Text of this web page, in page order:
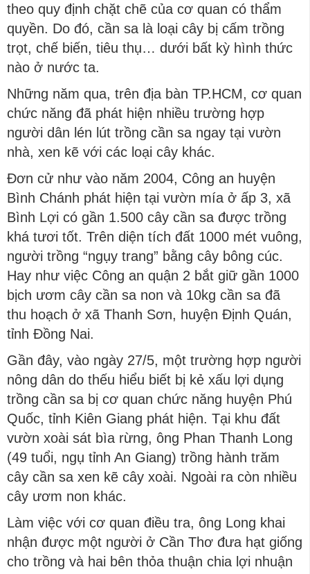
theo quy định chặt chẽ của cơ quan có thẩm
quyền. Do đó, cần sa là loại cây bị cấm trồng
trọt, chế biến, tiêu thụ… dưới bất kỳ hình thức
nào ở nước ta.
Những năm qua, trên địa bàn TP.HCM, cơ quan
chức năng đã phát hiện nhiều trường hợp
người dân lén lút trồng cần sa ngay tại vườn
nhà, xen kẽ với các loại cây khác.
Đơn cử như vào năm 2004, Công an huyện
Bình Chánh phát hiện tại vườn mía ở ấp 3, xã
Bình Lợi có gần 1.500 cây cần sa được trồng
khá tươi tốt. Trên diện tích đất 1000 mét vuông,
người trồng “ngụy trang” bằng cây bông cúc.
Hay như việc Công an quận 2 bắt giữ gần 1000
bịch ươm cây cần sa non và 10kg cần sa đã
thu hoạch ở xã Thanh Sơn, huyện Định Quán,
tỉnh Đồng Nai.
Gần đây, vào ngày 27/5, một trường hợp người
nông dân do thếu hiểu biết bị kẻ xấu lợi dụng
trồng cần sa bị cơ quan chức năng huyện Phú
Quốc, tỉnh Kiên Giang phát hiện. Tại khu đất
vườn xoài sát bìa rừng, ông Phan Thanh Long
(49 tuổi, ngụ tỉnh An Giang) trồng hành trăm
cây cần sa xen kẽ cây xoài. Ngoài ra còn nhiều
cây ươm non khác.
Làm việc với cơ quan điều tra, ông Long khai
nhận được một người ở Cần Thơ đưa hạt giống
cho trồng và hai bên thỏa thuận chia lợi nhuận